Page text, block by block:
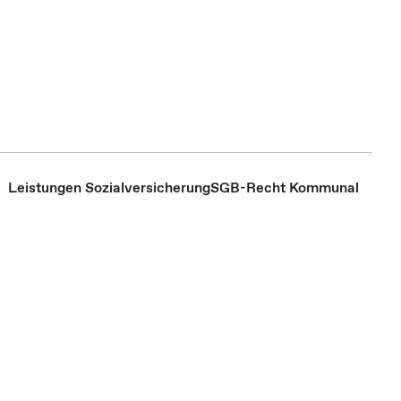
Leistungen SozialversicherungSGB-Recht Kommunal